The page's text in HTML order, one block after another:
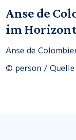
Anse de
im
Anse de
© person / Quelle